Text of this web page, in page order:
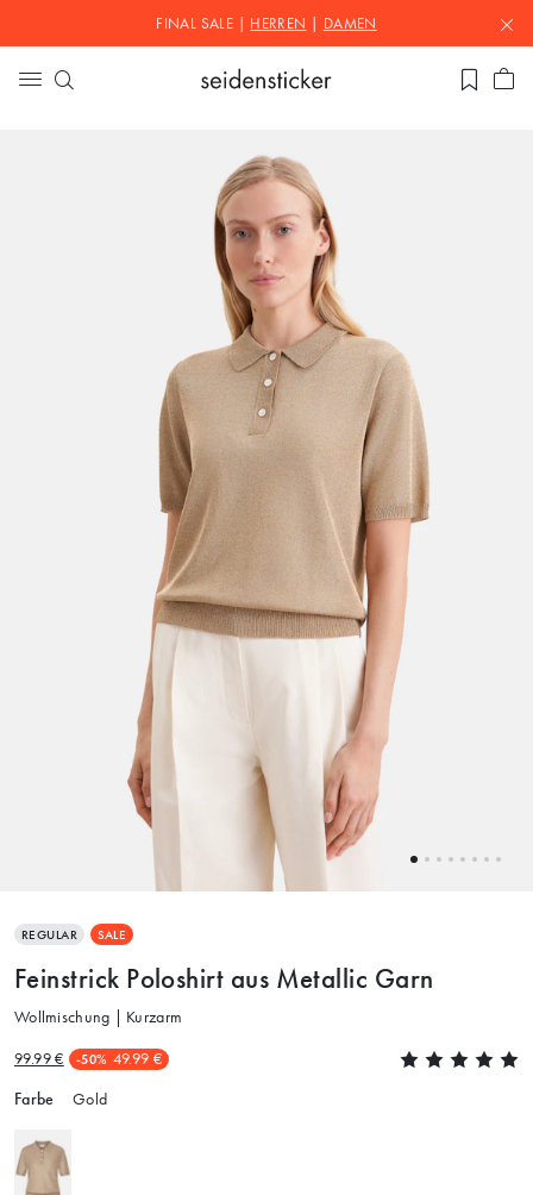
FINAL SALE | HERREN DAMEN
REGULAR SALE
Feinstrick Poloshirt aus Metallic Garn
Wollmischung | Kurzarm
99.99 € -50% 49.99 €
Farbe Gold